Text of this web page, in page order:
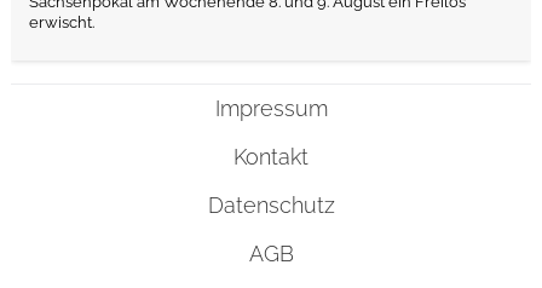
erwischt.
Impressum
Kontakt
Datenschutz
AGB